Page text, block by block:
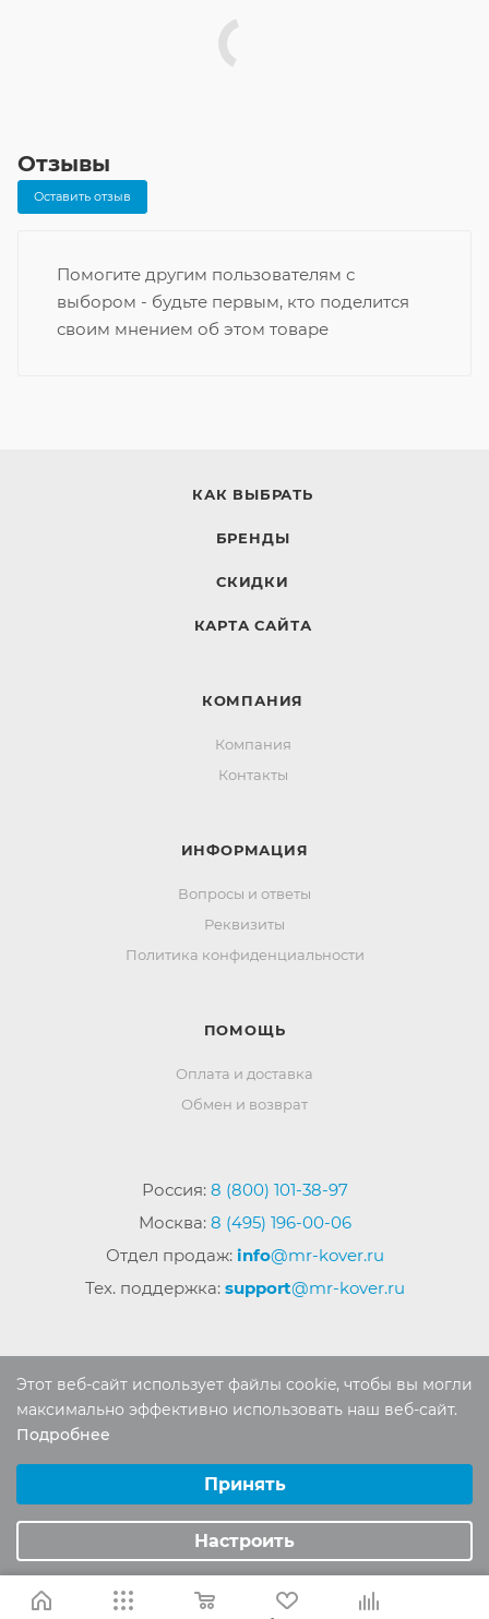
Отзывы
Оставить отзыв
Помогите другим пользователям с
выбором - будьте первым, кто поделится
своим мнением об этом товаре
КАК ВЫБРАТЬ
БРЕНДЫ
СКИДКИ
КАРТА САЙТА
КОМПАНИЯ
Компания
Контакты
ИНФОРМАЦИЯ
Вопросы и ответы
Реквизиты
Политика конфиденциальности
ПОМОЩЬ
Оплата и доставка
Обмен и возврат
Россия: 8 (800) 101-38-97
Москва: 8 (495) 196-00-06
Отдел продаж: info@mr-kover.ru
Тех. поддержка: support@mr-kover.ru
2022-2026 © Интернет магазинMR-KOVER.RU
Авторские права защищены. Воспроизведение
материалов сайта без письменного разрешения
Этот веб-сайт использует файлы cookie, чтобы вы могли
максимально эффективно использовать наш веб-сайт.
Подробнее
Аналитические/Функциональные
Принять
Настроить